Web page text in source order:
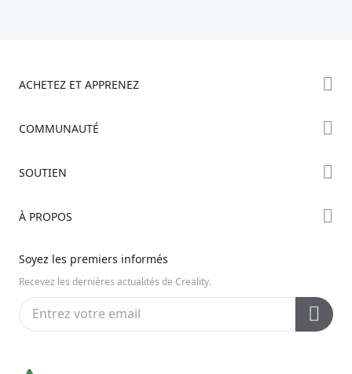
ACHETEZ ET APPRENEZ
Série Hi
COMMUNAUTÉ
Discord
SOUTIEN
Centre d’Aide
Centre Vidéo
Service Après-Vente
À PROPOS
Contactez-nous
Soyez les premiers informés
Recevez les dernières actualités de Creality.